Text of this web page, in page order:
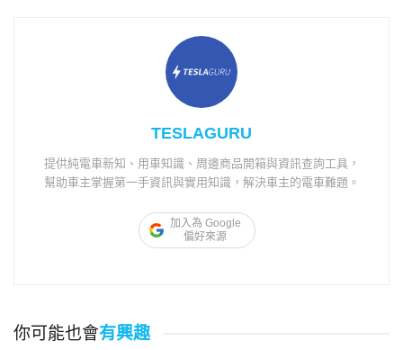
TESLAGURU
提供純電車新知、用車知識、周邊商品開箱與資訊查詢工具，
幫助車主掌握第一手資訊與實用知識，解決車主的電車難題。
加入為 Google
偏好來源
你可能也會有興趣